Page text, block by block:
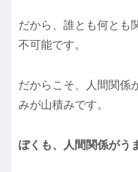
だから、誰とも何とも
不可能です。
だからこそ、人間関係
みが山積みです。
ぼくも、人間関係がう